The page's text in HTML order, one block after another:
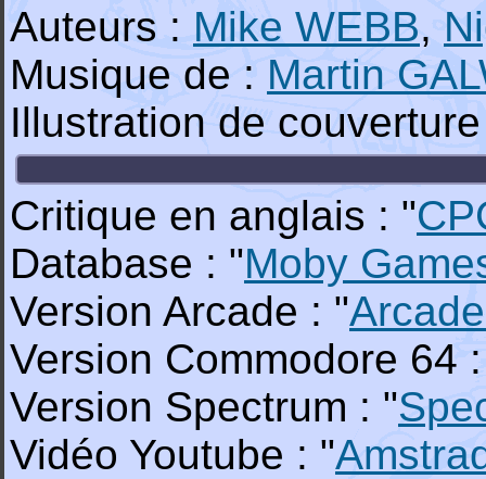
Auteurs : Mike WEBB,
Musique de : Martin
Illustration de
Critique en anglais : "
Database : "Moby
Version Arcade : "
Version Commodore 64
Version Spectrum : "
Vidéo Youtube : "